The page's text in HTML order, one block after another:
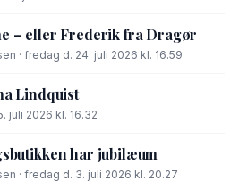
– eller Frederik fra Dragør
· fredag d. 24. juli 2026 kl. 16.59
Lindquist
juli 2026 kl. 16.32
har jubilæum
· fredag d. 3. juli 2026 kl. 20.27